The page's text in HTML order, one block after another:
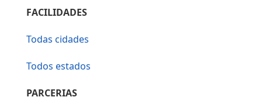
FACILIDADES
Todas cidades
Todos estados
PARCERIAS